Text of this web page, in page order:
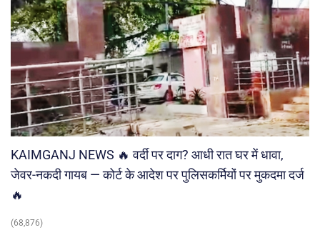
KAIMGANJ NEWS 🔥 वर्दी पर दाग? आधी रात घर में धावा,
जेवर-नकदी गायब — कोर्ट के आदेश पर पुलिसकर्मियों पर मुकदमा दर्ज
🔥
(68,876)